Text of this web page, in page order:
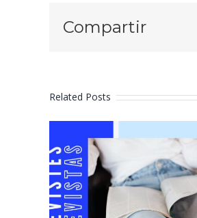
Compartir
Related Posts
Revistes juliol
2026